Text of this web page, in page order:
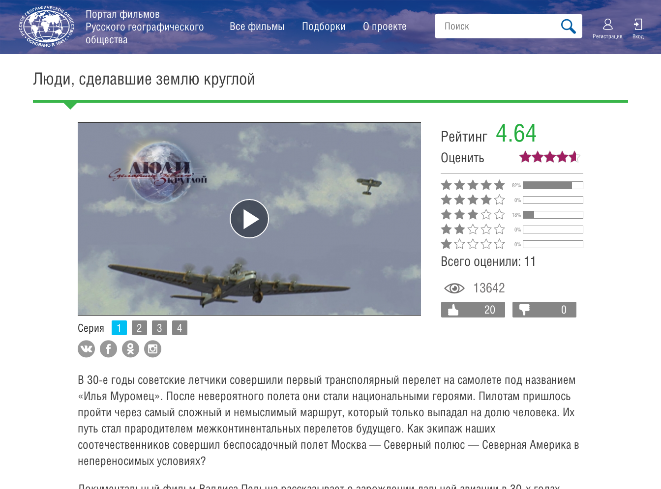
Портал фильмов
Русского географического
общества
Все фильмы Подборки О проекте
Регистрация Вход
Люди, сделавшие землю круглой
Play
Серия 1 2 3 4
13642
20 0
Рейтинг 4.64
Оценить
82%
0%
18%
0%
0%
Всего оценили: 11
В 30-е годы советские летчики совершили первый трансполярный перелет на самолете под названием
«Илья Муромец». После невероятного полета они стали национальными героями. Пилотам пришлось
пройти через самый сложный и немыслимый маршрут, который только выпадал на долю человека. Их
путь стал прародителем межконтинентальных перелетов будущего. Как экипаж наших
соотечественников совершил беспосадочный полет Москва — Северный полюс — Северная Америка в
непереносимых условиях?